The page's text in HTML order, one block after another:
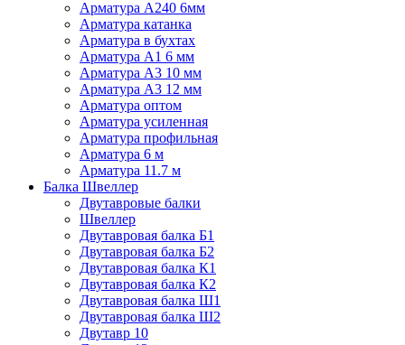
Арматура А240 6мм
Арматура катанка
Арматура в бухтах
Арматура А1 6 мм
Арматура А3 10 мм
Арматура А3 12 мм
Арматура оптом
Арматура усиленная
Арматура профильная
Арматура 6 м
Арматура 11.7 м
Балка Швеллер
Двутавровые балки
Швеллер
Двутавровая балка Б1
Двутавровая балка Б2
Двутавровая балка К1
Двутавровая балка К2
Двутавровая балка Ш1
Двутавровая балка Ш2
Двутавр 10